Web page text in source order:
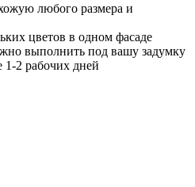
любого размера и
цветов в одном фасаде
выполнить под вашу задумку
1-2 рабочих дней